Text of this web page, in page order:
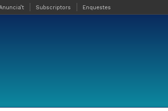
Subscriptors Enquestes